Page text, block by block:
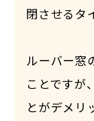
閉させるタ
ルーバー窓
ことですが
とがデメリ